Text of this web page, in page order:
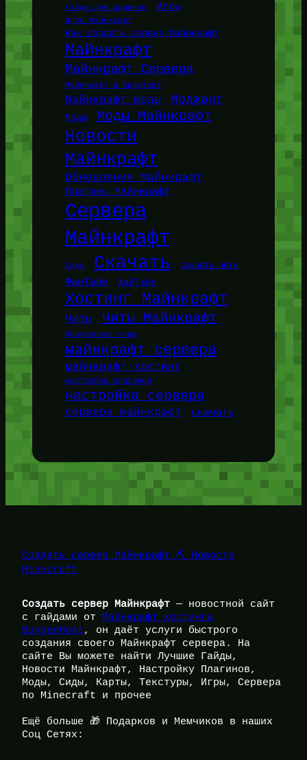
Гайды для админов Игры
Игры Майнкрафт
Как создать сервер Майнкрафт
Майнкрафт
Майнкрафт Сервера
Майнкрафт в браузере
Майнкрафт моды Моджанг
Моды Моды Майнкрафт
Новости
Майнкрафт
Обновления Майнкрафт
Плагины Майнкрафт
Сервера
Майнкрафт
Сиды Скачать Скачать читы
ФанТайм ХайТейл
Хостинг Майнкрафт
Читы Читы Майнкрафт
браузерные игры
майнкрафт сервера
майнкрафт хостинг
настройка плагинов
настройка сервера
сервера майнкрафт скачать
Создать сервер Майнкрафт ⛏️ Новости
Minecraft
Создать сервер Майнкрафт — новостной сайт
с гайдами от
Майнкрафт хостинга
BungeeHost, он даёт услуги быстрого
создания своего Майнкрафт сервера. На
сайте Вы можете найти Лучшие Гайды,
Новости Майнкрафт, Настройку Плагинов,
Моды, Сиды, Карты, Текстуры, Игры, Сервера
по Minecraft и прочее
Ещё больше 🎁 Подарков и Мемчиков в наших
Соц Сетях: